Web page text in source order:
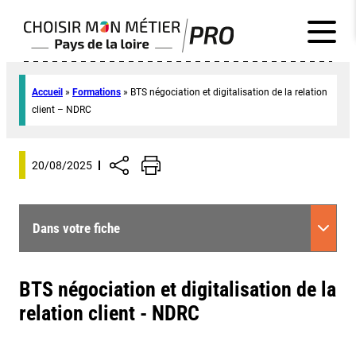
Accueil » Formations » BTS négociation et digitalisation de la relation
client – NDRC
20/08/2025
Dans votre fiche
BTS négociation et digitalisation de la
relation client - NDRC